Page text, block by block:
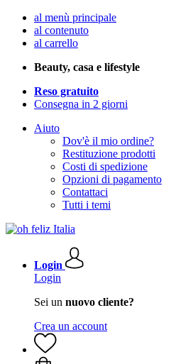
al menù principale
al contenuto
al carrello
Beauty, casa e lifestyle
Reso gratuito
Consegna in 2 giorni
Aiuto
Dov'è il mio ordine?
Restituzione prodotti
Costi di spedizione
Opzioni di pagamento
Contattaci
Tutti i temi
Login
Login
Sei un nuovo cliente?
Crea un account